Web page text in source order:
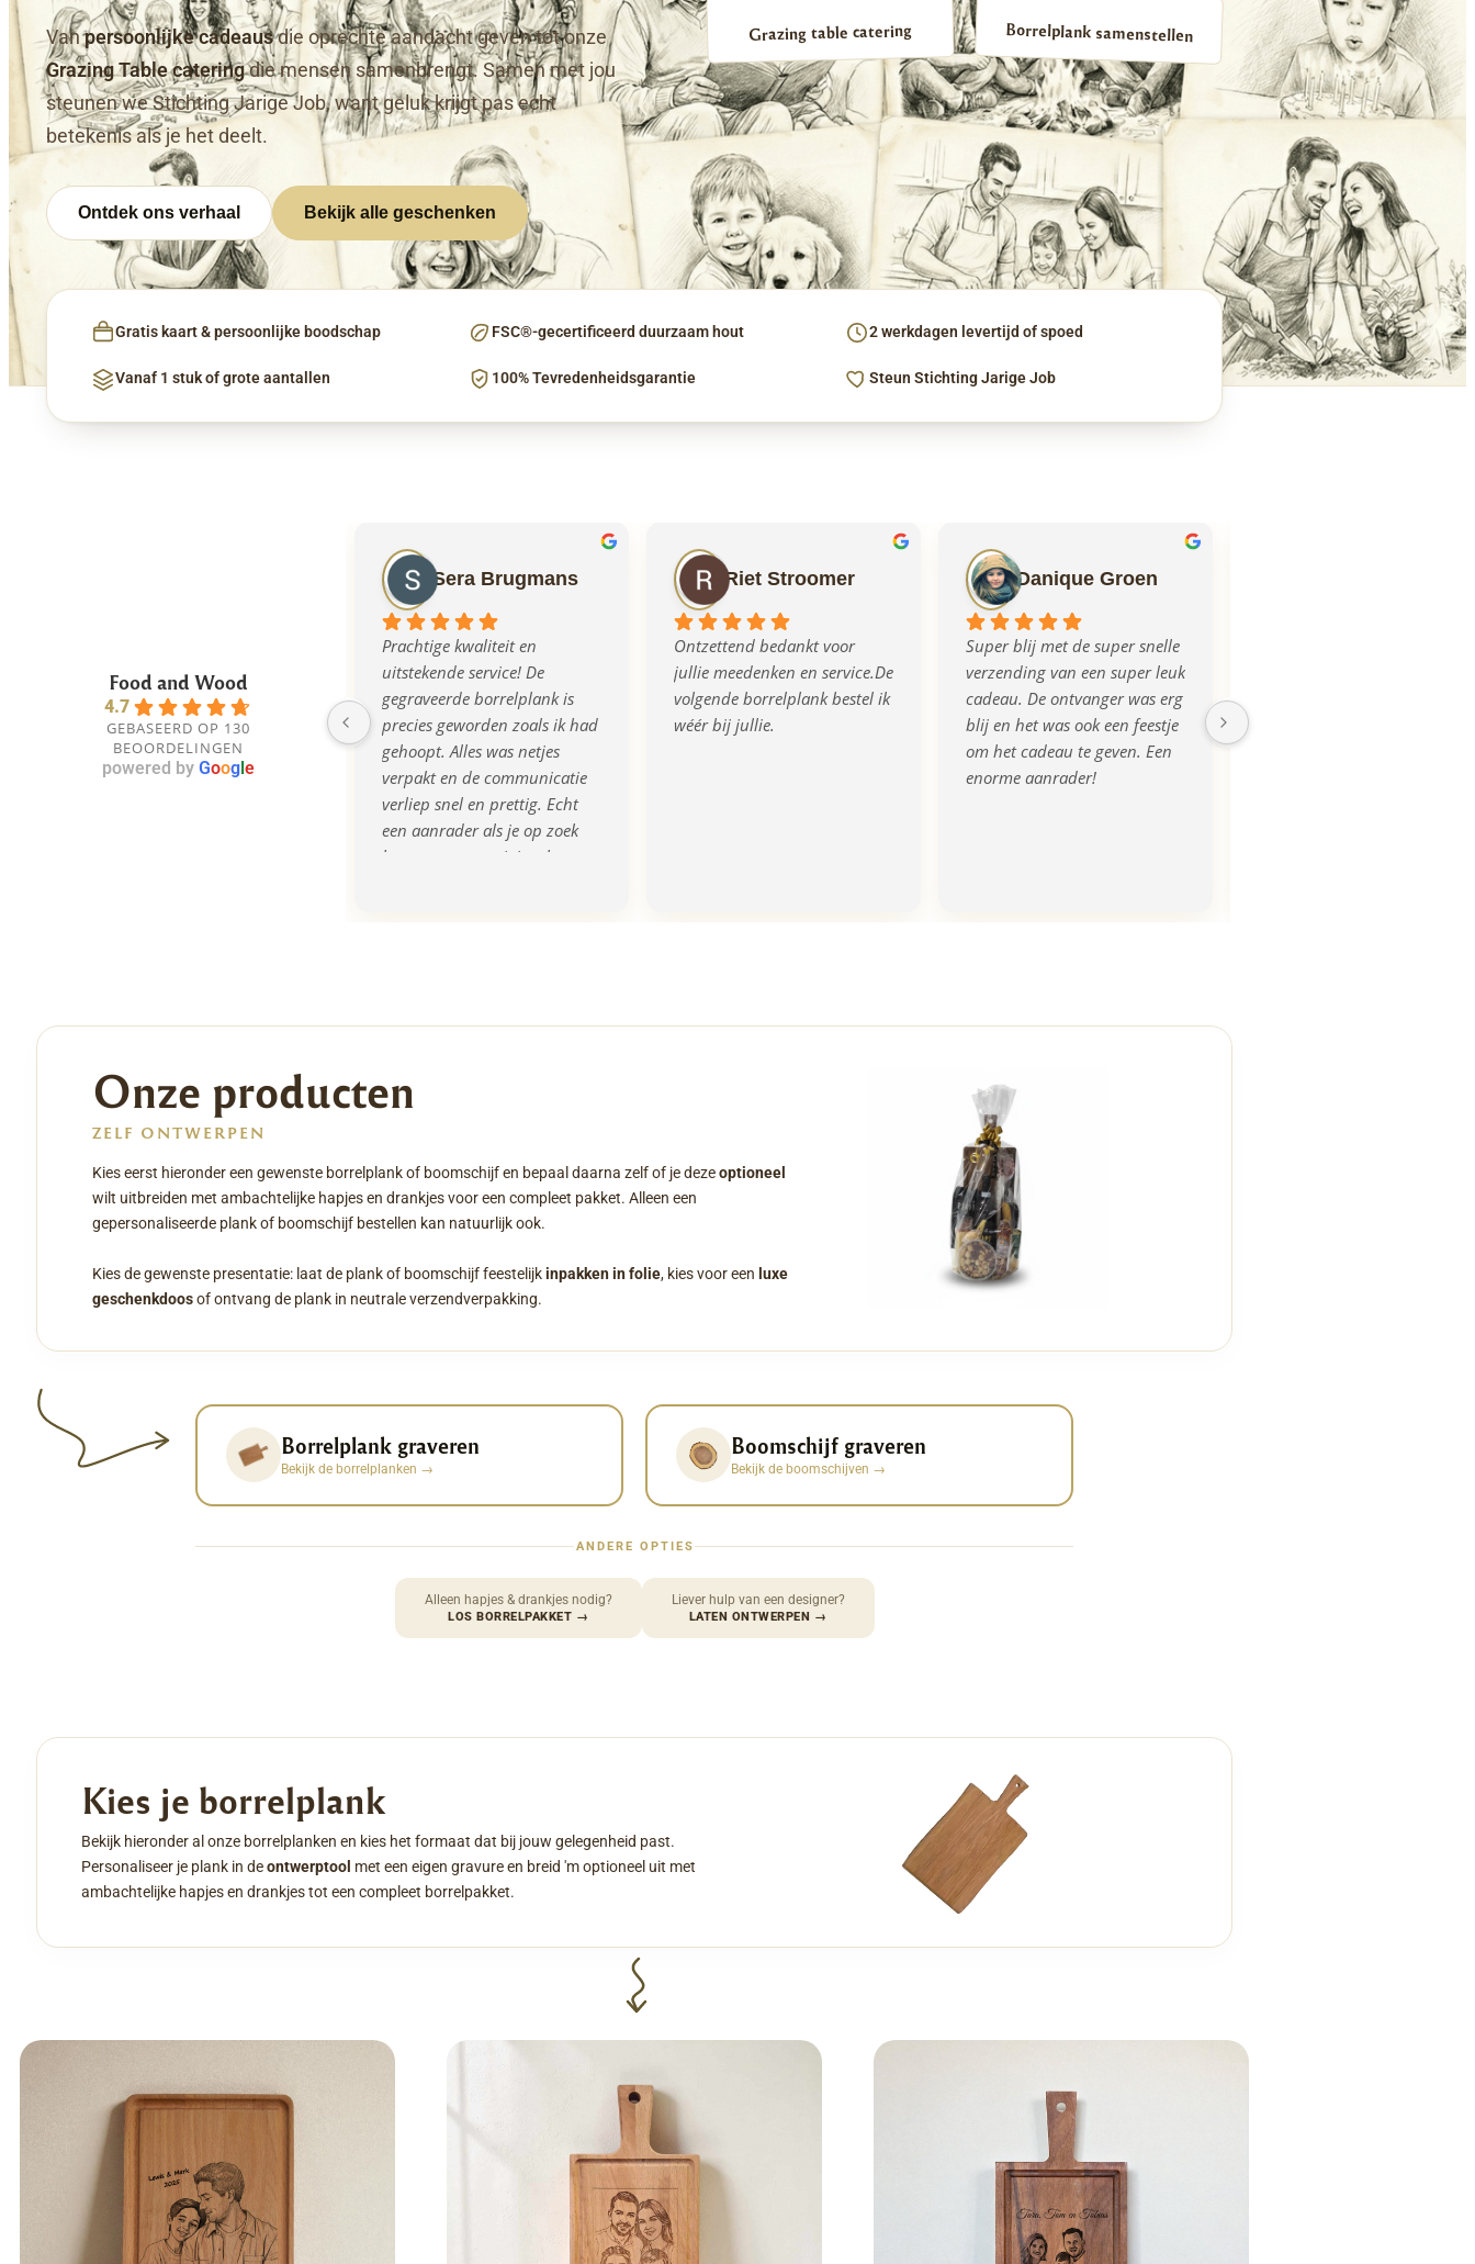
Vanpersoonlijke cadeausdie oprechte aandacht geven tot onze
Grazing Table cateringdie mensen samenbrengt. Samen met jou
steunen we Stichting Jarige Job, want geluk krijgt pas echt
betekenis als je het deelt.
Ontdek ons verhaal Bekijk alle geschenken
Grazing table catering Borrelplank samenstellen
Gratis kaart & persoonlijke boodschap FSC®-gecertificeerd duurzaam hout 2 werkdagen levertijd of spoed
Vanaf 1 stuk of grote aantallen 100% Tevredenheidsgarantie Steun Stichting Jarige Job
Food and Wood
4.7
GEBASEERD OP 130
BEOORDELINGEN
powered by Google
Sera Brugmans
Prachtige kwaliteit en
uitstekende service! De
gegraveerde borrelplank is
precies geworden zoals ik had
gehoopt. Alles was netjes
verpakt en de communicatie
verliep snel en prettig. Echt
een aanrader als je op zoek
bent naar een origineel en
Riet Stroomer
Ontzettend bedankt voor
jullie meedenken en service.De
volgende borrelplank bestel ik
wéér bij jullie.
Danique Groen
Super blij met de super snelle
verzending van een super leuk
cadeau. De ontvanger was erg
blij en het was ook een feestje
om het cadeau te geven. Een
enorme aanrader!
Onze producten
ZELF ONTWERPEN
Kies eerst hieronder een gewenste borrelplank of boomschijf en bepaal daarna zelf of je dezeoptioneel
wilt uitbreiden met ambachtelijke hapjes en drankjes voor een compleet pakket. Alleen een
gepersonaliseerde plank of boomschijf bestellen kan natuurlijk ook.
Kies de gewenste presentatie: laat de plank of boomschijf feestelijkinpakken in folie, kies voor een luxe
geschenkdoosof ontvang de plank in neutrale verzendverpakking.
Borrelplank graveren
Bekijk de borrelplanken →
Boomschijf graveren
Bekijk de boomschijven →
ANDERE OPTIES
Alleen hapjes & drankjes nodig?
LOS BORRELPAKKET →
Liever hulp van een designer?
LATEN ONTWERPEN →
Kies je borrelplank
Bekijk hieronder al onze borrelplanken en kies het formaat dat bij jouw gelegenheid past.
Personaliseer je plank in deontwerptool met een eigen gravure en breid 'm optioneel uit met
ambachtelijke hapjes en drankjes tot een compleet borrelpakket.